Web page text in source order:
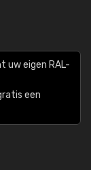
uw eigen RAL-
een